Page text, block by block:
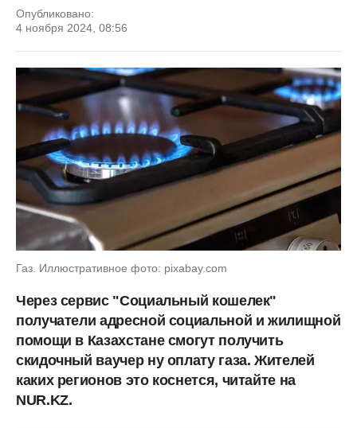
Опубликовано:
4 ноября 2024, 08:56
Газ. Иллюстративное фото: pixabay.com
Через сервис "Социальный кошелек"
получатели адресной социальной и жилищной
помощи в Казахстане смогут получить
скидочный ваучер ну оплату газа. Жителей
каких регионов это коснется, читайте на
NUR.KZ.